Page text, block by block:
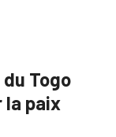
du Togo
la paix